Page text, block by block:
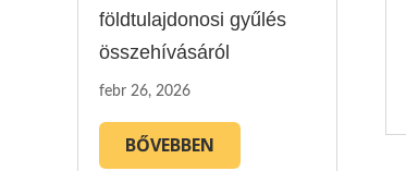
földtulajdonosi gyűlés
összehívásáról
febr 26, 2026
BŐVEBBEN